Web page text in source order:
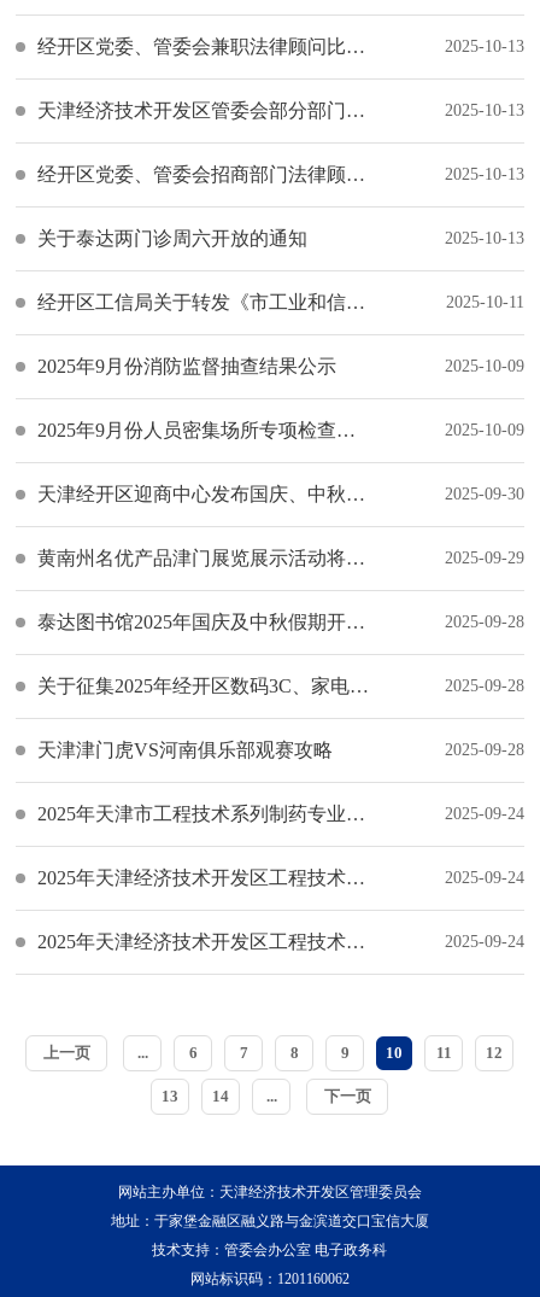
经开区党委、管委会兼职法律顾问比选公告 2025-10-13
天津经济技术开发区管委会部分部门法律服务比选公告 2025-10-13
经开区党委、管委会招商部门法律顾问比选公告 2025-10-13
关于泰达两门诊周六开放的通知 2025-10-13
经开区工信局关于转发《市工业和信息化局关于组织实施2025年首台（套）重大技术装备保险补偿政策的通知》的通知 2025-10-11
2025年9月份消防监督抽查结果公示 2025-10-09
2025年9月份人员密集场所专项检查结果公示 2025-10-09
天津经开区迎商中心发布国庆、中秋放假安排 2025-09-30
黄南州名优产品津门展览展示活动将在泰达举行 2025-09-29
泰达图书馆2025年国庆及中秋假期开馆攻略 2025-09-28
关于征集2025年经开区数码3C、家电家居补贴活动销售单位的通知 2025-09-28
天津津门虎VS河南俱乐部观赛攻略 2025-09-28
2025年天津市工程技术系列制药专业职称评审方案 2025-09-24
2025年天津经济技术开发区工程技术系列石油石化专业职称自主评审委员会评审方案 2025-09-24
2025年天津经济技术开发区工程技术系列装备制造、电子信息、汽车及新能源汽车、人工智能专业正高级、副高级、中级职称评审委员会评审方案 2025-09-24
上一页 ... 6 7 8 9 10 11 12
13 14 ... 下一页
网站主办单位：天津经济技术开发区管理委员会
地址：于家堡金融区融义路与金滨道交口宝信大厦
技术支持：管委会办公室 电子政务科
网站标识码：1201160062